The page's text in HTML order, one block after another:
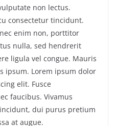
non lectus.
consectetur tincidunt.
enim non, porttitor
nulla, sed hendrerit
ligula vel congue. Mauris
ipsum. Lorem ipsum dolor
elit. Fusce
faucibus. Vivamus
dui purus pretium
at augue.